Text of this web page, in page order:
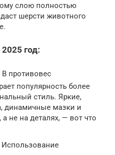
слою полностью
шерсти животного
год:
противовес
популярность более
стиль. Яркие,
динамичные мазки и
а не на деталях, — вот что
Использование